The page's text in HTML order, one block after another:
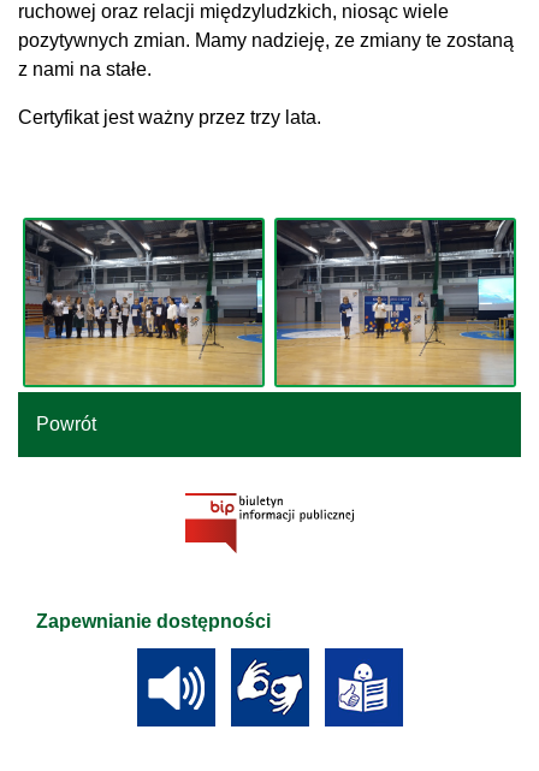
ruchowej oraz relacji międzyludzkich, niosąc wiele
pozytywnych zmian. Mamy nadzieję, ze zmiany te zostaną
z nami na stałe.
Certyfikat jest ważny przez trzy lata.
Powrót
Zapewnianie dostępności